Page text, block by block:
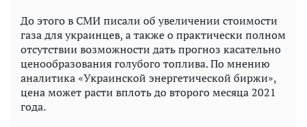
До этого в СМИ писали об увеличении стоимости
газа для украинцев, а также о практически полном
отсутствии возможности дать прогноз касательно
ценообразования голубого топлива. По мнению
аналитика «Украинской энергетической биржи»,
цена может расти вплоть до второго месяца 2021
года.